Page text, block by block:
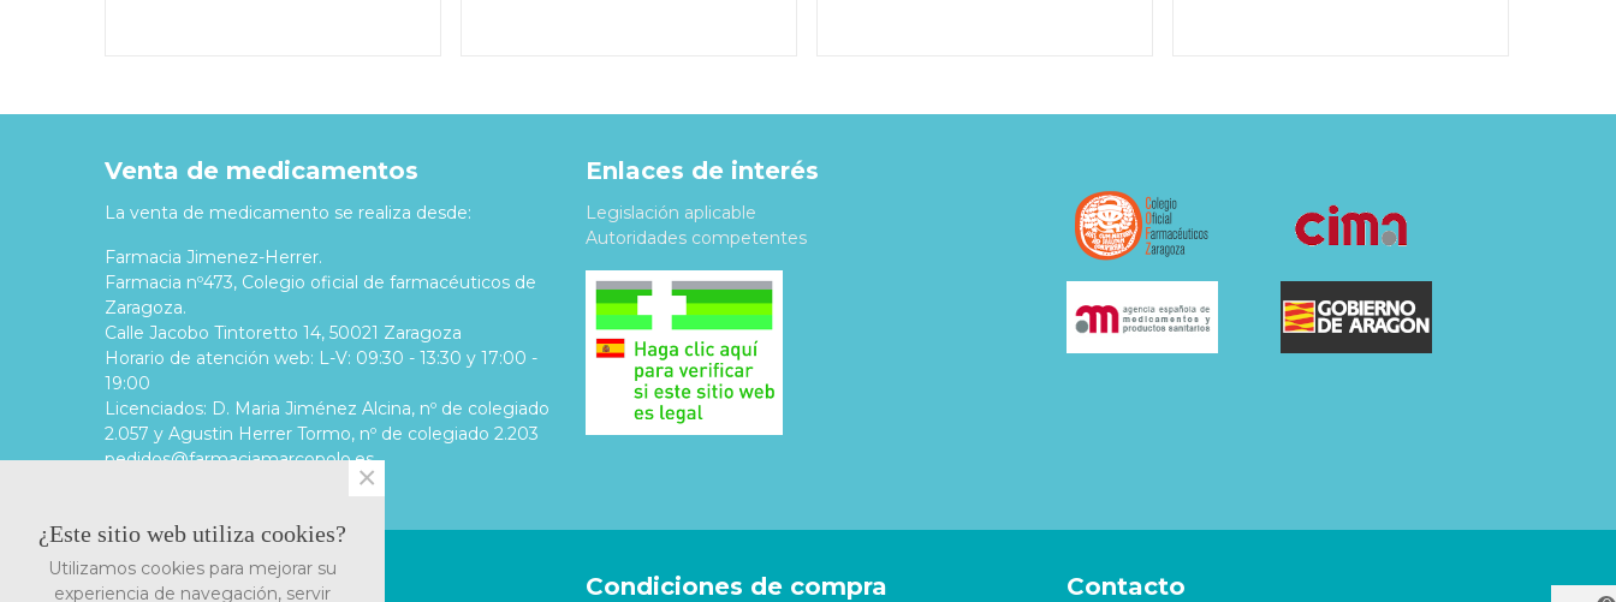
Venta de medicamentos
La venta de medicamento se realiza desde:
Farmacia Jimenez-Herrer.
Farmacia nº473, Colegio oficial de farmacéuticos de
Zaragoza.
Calle Jacobo Tintoretto 14, 50021 Zaragoza
Horario de atención web: L-V: 09:30 - 13:30 y 17:00 -
19:00
Licenciados: D. Maria Jiménez Alcina, nº de colegiado
2.057 y Agustin Herrer Tormo, nº de colegiado 2.203
pedidos@farmaciamarcopolo.es
Enlaces de interés
Legislación aplicable
Autoridades competentes
Sobre nosotros Condiciones de compra Contacto
¿Este sitio web utiliza cookies?
Utilizamos cookies para mejorar su
experiencia de navegación, servir
×